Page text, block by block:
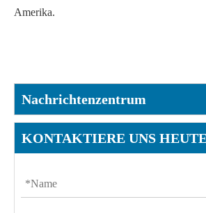
Amerika.
Nachrichtenzentrum
KONTAKTIERE UNS